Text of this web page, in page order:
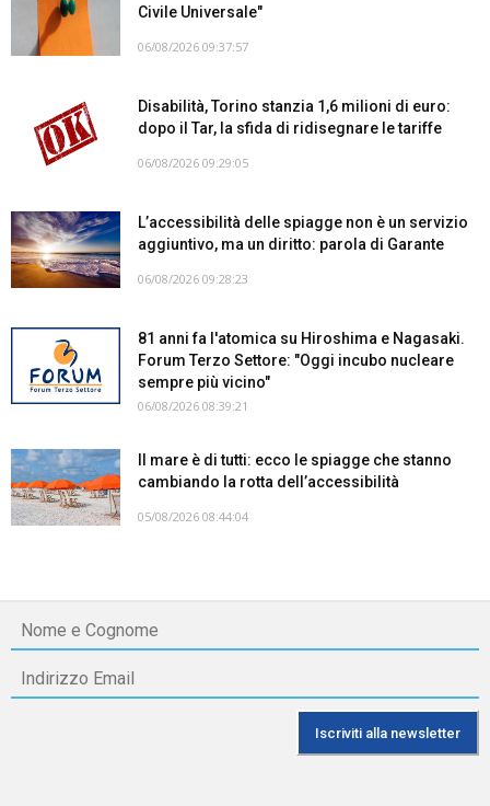
Civile Universale"
06/08/2026 09:37:57
Disabilità, Torino stanzia 1,6 milioni di euro:
dopo il Tar, la sfida di ridisegnare le tariffe
06/08/2026 09:29:05
L’accessibilità delle spiagge non è un servizio
aggiuntivo, ma un diritto: parola di Garante
06/08/2026 09:28:23
81 anni fa l'atomica su Hiroshima e Nagasaki.
Forum Terzo Settore: "Oggi incubo nucleare
sempre più vicino"
06/08/2026 08:39:21
Il mare è di tutti: ecco le spiagge che stanno
cambiando la rotta dell’accessibilità
05/08/2026 08:44:04